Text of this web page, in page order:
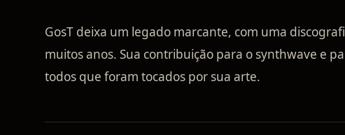
GosT deixa um legado marcante, com uma
muitos anos. Sua contribuição para o synthwave e
todos que foram tocados por sua arte.